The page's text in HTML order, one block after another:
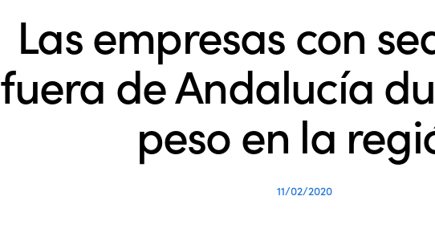
Las empresas con
fuera de Andalucía
peso en la
11/02/2020